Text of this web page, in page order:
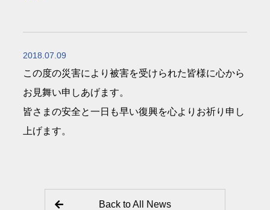
2018.07.09
この度の災害により被害を受けられた皆様に心から
お見舞い申しあげます。
皆さまの安全と一日も早い復興を心よりお祈り申し
上げます。
Back to All News